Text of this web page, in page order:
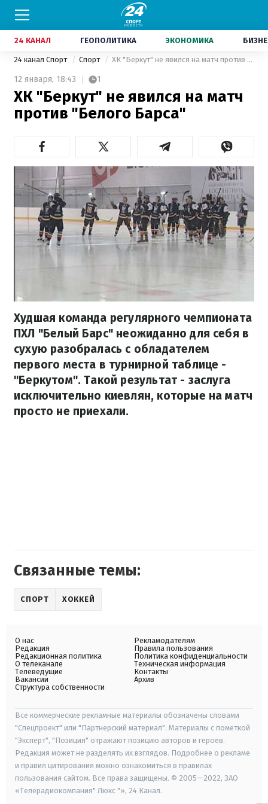
24 КАНАЛ ГЕОПОЛИТИКА ЭКОНОМИКА
24 канал Спорт Спорт ХК "Беркут" не явился на матч против "Белого Барса"
12 января, 18:43 1
ХК "Беркут" не явился на матч
против "Белого Барса"
Худшая команда регулярного чемпионата
ПХЛ "Белый Барс" неожиданно для себя в
сухую разобралась с обладателем
первого места в турнирной таблице -
"Беркутом". Такой результат - заслуга
исключительно киевлян, которые на матч
просто не приехали.
Связанные темы:
СПОРТ ХОККЕЙ
О нас
Редакция
Редакционная политика
О телеканале
Телеведущие
Вакансии
Структура собственности
Рекламодателям
Правила пользования
Политика конфиденциальности
Техническая информация
Контакты
Архив
Все коммерческие рекламные материалы обозначены словами
"Спецпроект" или "Партнерский материал". Материалы с пометкой
"Эксперт", "Позиция" отражают позицию авторов и героев.
Редакция может не разделять их взглядов. Подробнее о рекламе
и правил цитирования можно ознакомиться в правилах
пользования сайтом. Все права защищены. © 2005—2022, ЗАО
«Телерадиокомпания" Люкс "», 24 Канал.